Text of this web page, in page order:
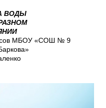
ВОДЫ
МБОУ «СОШ № 9